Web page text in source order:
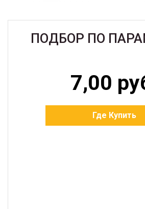
ПОДБОР ПО
7,00
Где Купить